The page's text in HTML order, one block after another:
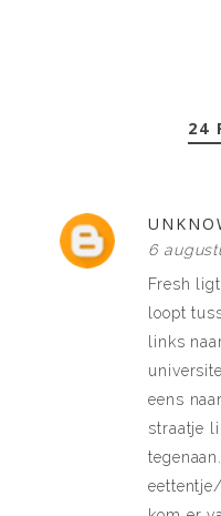
24
6
Fresh
loopt
links
eens
straatje